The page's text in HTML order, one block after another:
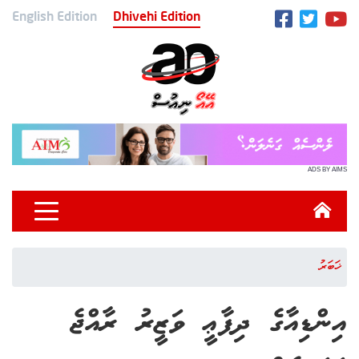
English Edition Dhivehi Edition
ADS BY AIMS
ޚަބަރު
އިންޑިއާގެ ދިފާޢީ ވަޒީރު ރާއްޖެ